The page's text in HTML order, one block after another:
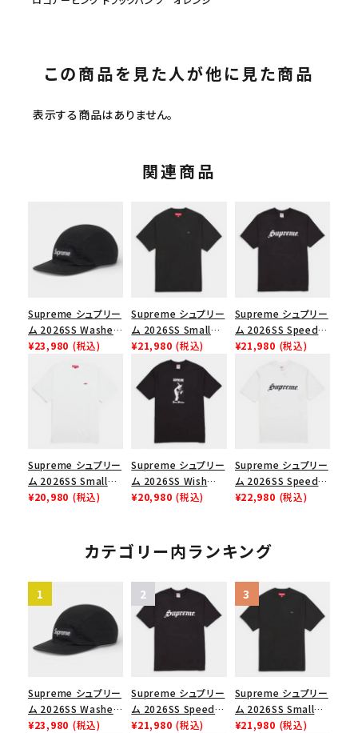
この商品を見た人が他に見た商品
表示する商品はありません。
関連商品
Supreme シュプリー
ム 2026SS Washed
Chino Twill Camp
¥23,980 (税込)
Supreme シュプリー
ム 2026SS Small
Box Tee スモールボ
ックスTシャツ ブラッ
¥21,980 (税込)
Supreme シュプリー
ム 2026SS Speed
Tee スピードTシャツ
¥21,980 (税込)
Supreme シュプリー
ム 2026SS Small
Box Tee スモールボ
¥20,980 (税込)
Supreme シュプリー
ム 2026SS Wish
Tee ウィッシュTシ
¥20,980 (税込)
Supreme シュプリー
ム 2026SS Speed
Tee スピードTシャツ
¥22,980 (税込)
カテゴリー内ランキング
Supreme シュプリー
ム 2026SS Washed
Chino Twill Camp
¥23,980 (税込)
Supreme シュプリー
ム 2026SS Speed
Tee スピードTシャツ
¥21,980 (税込)
Supreme シュプリー
ム 2026SS Small
Box Tee スモールボ
¥21,980 (税込)